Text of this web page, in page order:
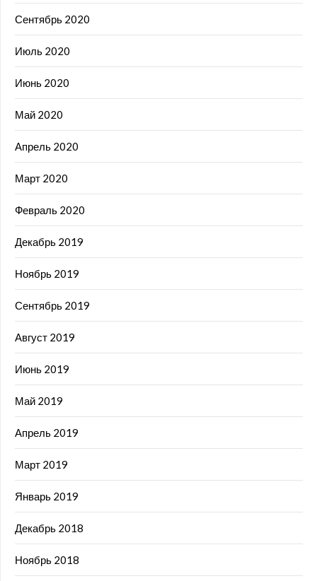
Сентябрь 2020
Июль 2020
Июнь 2020
Май 2020
Апрель 2020
Март 2020
Февраль 2020
Декабрь 2019
Ноябрь 2019
Сентябрь 2019
Август 2019
Июнь 2019
Май 2019
Апрель 2019
Март 2019
Январь 2019
Декабрь 2018
Ноябрь 2018